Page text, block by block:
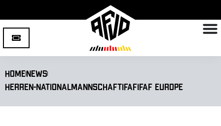
HomeNews
Herren-NationalmannschaftIFAFIFAF Europe